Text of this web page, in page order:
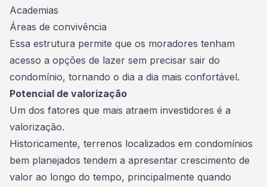
Academias
Áreas de convivência
Essa estrutura permite que os moradores tenham
acesso a opções de lazer sem precisar sair do
condomínio, tornando o dia a dia mais confortável.
Potencial de valorização
Um dos fatores que mais atraem investidores é a
valorização.
Historicamente, terrenos localizados em condomínios
bem planejados tendem a apresentar crescimento de
valor ao longo do tempo, principalmente quando